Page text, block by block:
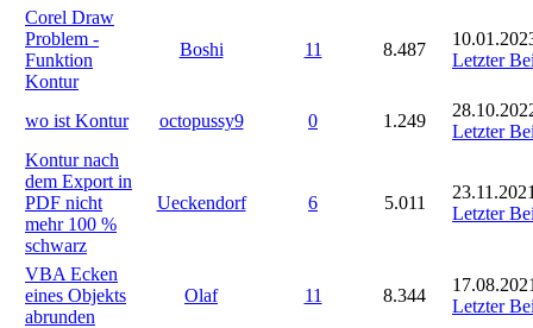
Corel Draw
Problem -
Funktion
Kontur
Boshi 11 8.487
Letzter
wo ist Kontur octopussy9 0 1.249
Letzter
Kontur nach
dem Export in
PDF nicht
mehr 100 %
schwarz
Ueckendorf 6 5.011
Letzter
VBA Ecken
eines Objekts
abrunden
Olaf 11 8.344
Letzter